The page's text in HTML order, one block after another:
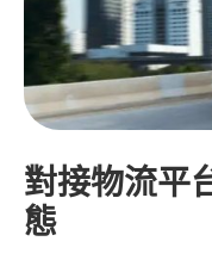
對接物流平
態